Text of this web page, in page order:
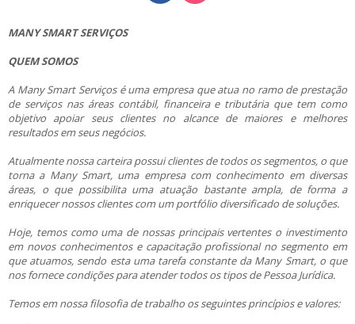
MANY SMART SERVIÇOS
QUEM SOMOS
A Many Smart Serviços é uma empresa que atua no ramo de prestação
de serviços nas áreas contábil, financeira e tributária que tem como
objetivo apoiar seus clientes no alcance de maiores e melhores
resultados em seus negócios.
Atualmente nossa carteira possui clientes de todos os segmentos, o que
torna a Many Smart, uma empresa com conhecimento em diversas
áreas, o que possibilita uma atuação bastante ampla, de forma a
enriquecer nossos clientes com um portfólio diversificado de soluções.
Hoje, temos como uma de nossas principais vertentes o investimento
em novos conhecimentos e capacitação profissional no segmento em
que atuamos, sendo esta uma tarefa constante da Many Smart, o que
nos fornece condições para atender todos os tipos de Pessoa Jurídica.
Temos em nossa filosofia de trabalho os seguintes princípios e valores: